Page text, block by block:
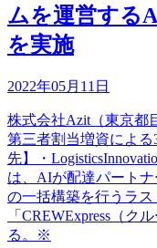
ムを運営する
を実施
2022年05月11日
株式会社Azit（東京都
第三者割当増資によ
先】・
は、AIが配達パート
の一括構築を行うラ
「CREWExpress（ク
る。※